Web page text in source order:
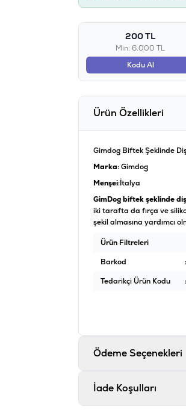
200 TL
Min: 6.000 TL
Kodu Al
Ürün Özellikleri
Gimdog Biftek Şeklinde
Marka: Gimdog
Menşei:İtalya
GimDog biftek şeklinde diş
iki tarafta da fırça ve
şekil almasına yardımcı
Ürün Filtreleri
Barkod
:
Tedarikçi Ürün Kodu
:
Ödeme Seçenekleri
İade Koşulları